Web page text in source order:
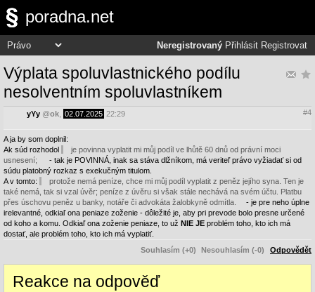
poradna.net
Neregistrovaný Přihlásit Registrovat
Výplata spoluvlastnického podílu
nesolventním spoluvlastníkem
yYy @ok 02.07.2025 22:29 #4
A ja by som doplnil:
Ak súd rozhodol
je povinna vyplatit mi můj podíl ve lhůtě 60 dnů od právní moci
usnesení;
- tak je POVINNÁ, inak sa stáva dlžníkom, má veriteľ právo vyžiadať si od
súdu platobný rozkaz s exekučným titulom.
A v tomto:
protože nemá peníze, chce mi můj podíl vyplatit z peněz jejího syna. Ten je
také nemá, tak si vzal úvěr; peníze z úvěru si však stále nechává na svém účtu. Platbu
přes úschovu peněz u banky, notáře či advokáta žalobkyně odmítla.
- je pre neho úplne
irelevantné, odkiaľ ona peniaze zoženie - dôležité je, aby pri prevode bolo presne určené
od koho a komu. Odkiaľ ona zoženie peniaze, to už NIE JE problém toho, kto ich má
dostať, ale problém toho, kto ich má vyplatiť.
Souhlasím (+0)
Nesouhlasím (-0) Odpovědět
Reakce na odpověď